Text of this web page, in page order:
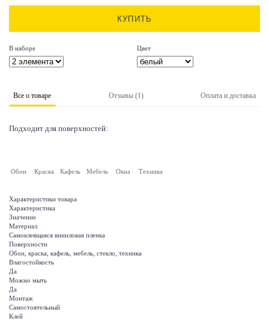
КУПИТЬ
В наборе Цвет
Все о товаре Отзывы (1) Оплата и доставка
Подходит для поверхностей:
Обои Краска Кафель Мебель Окна Техника
Характеристики товара
Характеристика
Значение
Материал
Самоклеящаяся виниловая пленка
Поверхности
Обои, краска, кафель, мебель, стекло, техника
Влагостойкость
Да
Можно мыть
Да
Монтаж
Самостоятельный
Клей